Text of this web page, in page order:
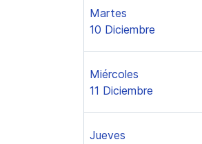
Martes
10 Diciembre
Miércoles
11 Diciembre
Jueves